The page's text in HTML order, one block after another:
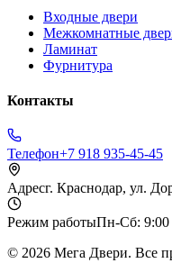
Входные двери
Межкомнатные
Ламинат
Фурнитура
Контакты
Телефон+7 918 935-45-45
Адресг. Краснодар, ул.
Режим работыПн-Сб: 9:00
© 2026 Мега Двери. Все